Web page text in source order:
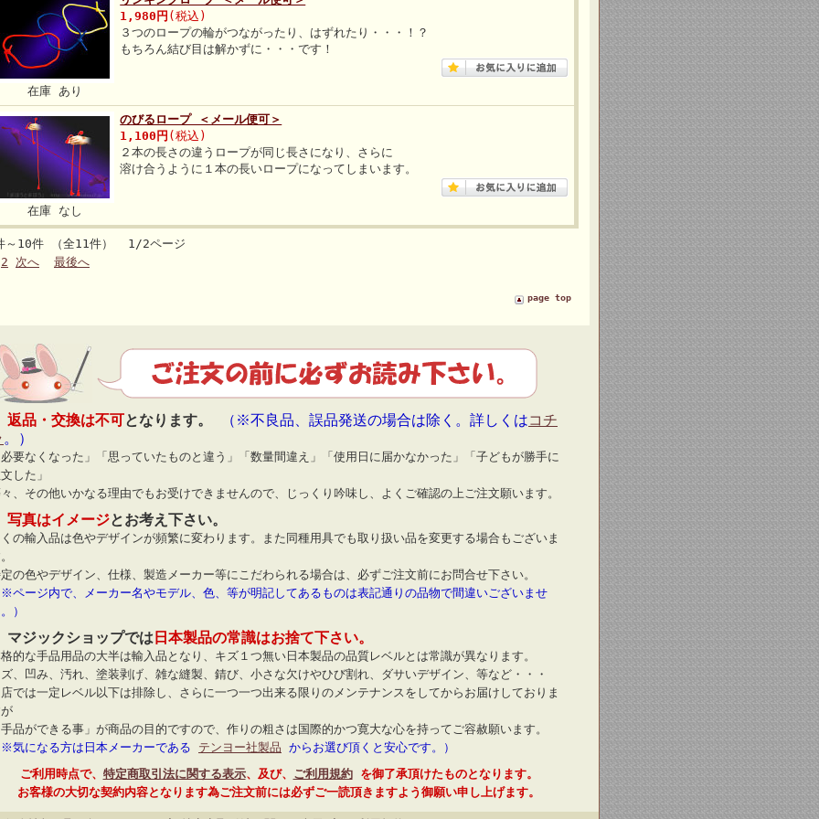
在庫 あり
1,980円 (税込)
３つのロープの輪がつながったり、はずれたり・・・！？
もちろん結び目は解かずに・・・です！
在庫 なし
のびるロープ ＜メール便可＞
1,100円 (税込)
２本の長さの違うロープが同じ長さになり、さらに
溶け合うように１本の長いロープになってしまいます。
～10件 （全11件） 1/2ページ
2
次へ 最後へ
page top
返品・交換は不可となります。 （※不良品、誤品発送の場合は除く。詳しくはコチ
。）
要なくなった」「思っていたものと違う」「数量間違え」「使用日に届かなかった」「子どもが勝手に
した」
、その他いかなる理由でもお受けできませんので、じっくり吟味し、よくご確認の上ご注文願います。
写真はイメージとお考え下さい。
の輸入品は色やデザインが頻繁に変わります。また同種用具でも取り扱い品を変更する場合もございま
の色やデザイン、仕様、製造メーカー等にこだわられる場合は、必ずご注文前にお問合せ下さい。
ページ内で、メーカー名やモデル、色、等が明記してあるものは表記通りの品物で間違いございませ
）
ジックショップでは日本製品の常識はお捨て下さい。
的な手品用品の大半は輸入品となり、キズ１つ無い日本製品の品質レベルとは常識が異なります。
、凹み、汚れ、塗装剥げ、雑な縫製、錆び、小さな欠けやひび割れ、ダサいデザイン、等など・・・
では一定レベル以下は排除し、さらに一つ一つ出来る限りのメンテナンスをしてからお届けしておりま
品ができる事」が商品の目的ですので、作りの粗さは国際的かつ寛大な心を持ってご容赦願います。
気になる方は日本メーカーである テンヨー社製品 からお選び頂くと安心です。）
ご利用時点で、 特定商取引法に関する表示、及び、 ご利用規約
を御了承頂けたものとなります。
お客様の大切な契約内容となります為ご注文前には必ずご一読頂きますよう御願い申し上げます。